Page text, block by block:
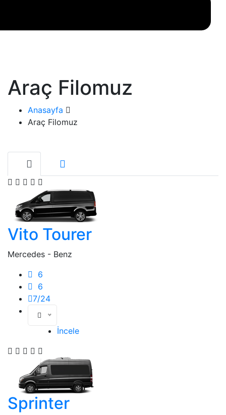
Araç Filomuz
Anasayfa
Araç Filomuz
Vito Tourer
Mercedes - Benz
6
6
7/24
İncele
Sprinter